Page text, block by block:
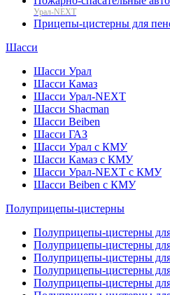
Урал-NEXT
Прицепы-цистерны для
Шасси
Шасси Урал
Шасси Камаз
Шасси Урал-NEXT
Шасси Shacman
Шасси Beiben
Шасси ГАЗ
Шасси Урал с КМУ
Шасси Камаз с КМУ
Шасси Урал-NEXT с КМУ
Шасси Beiben с КМУ
Полуприцепы-цистерны
Полуприцепы-цистерны
Полуприцепы-цистерны
Полуприцепы-цистерны
Полуприцепы-цистерны
Полуприцепы-цистерны